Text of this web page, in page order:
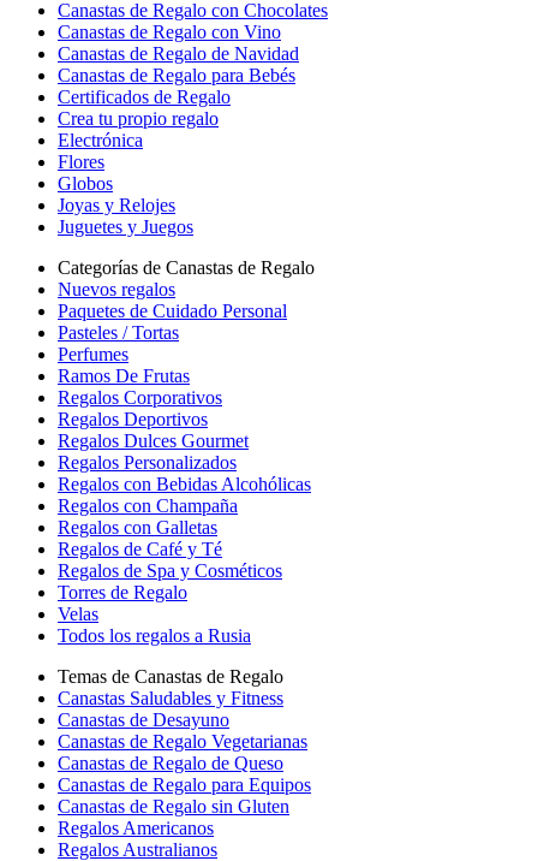
Canastas de Regalo con Chocolates
Canastas de Regalo con Vino
Canastas de Regalo de Navidad
Canastas de Regalo para Bebés
Certificados de Regalo
Crea tu propio regalo
Electrónica
Flores
Globos
Joyas y Relojes
Juguetes y Juegos
Categorías de Canastas de Regalo
Nuevos regalos
Paquetes de Cuidado Personal
Pasteles / Tortas
Perfumes
Ramos De Frutas
Regalos Corporativos
Regalos Deportivos
Regalos Dulces Gourmet
Regalos Personalizados
Regalos con Bebidas Alcohólicas
Regalos con Champaña
Regalos con Galletas
Regalos de Café y Té
Regalos de Spa y Cosméticos
Torres de Regalo
Velas
Todos los regalos a Rusia
Temas de Canastas de Regalo
Canastas Saludables y Fitness
Canastas de Desayuno
Canastas de Regalo Vegetarianas
Canastas de Regalo de Queso
Canastas de Regalo para Equipos
Canastas de Regalo sin Gluten
Regalos Americanos
Regalos Australianos